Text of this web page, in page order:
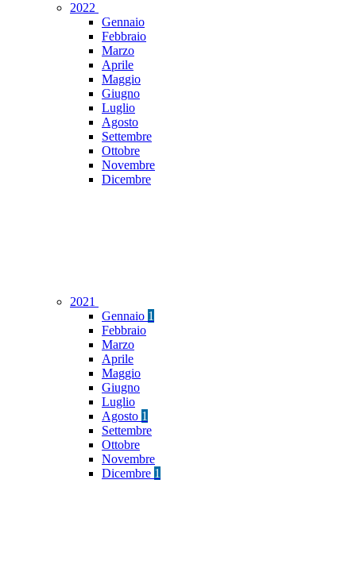
2022
Gennaio
Febbraio
Marzo
Aprile
Maggio
Giugno
Luglio
Agosto
Settembre
Ottobre
Novembre
Dicembre
2021
Gennaio 1
Febbraio
Marzo
Aprile
Maggio
Giugno
Luglio
Agosto 1
Settembre
Ottobre
Novembre
Dicembre 1